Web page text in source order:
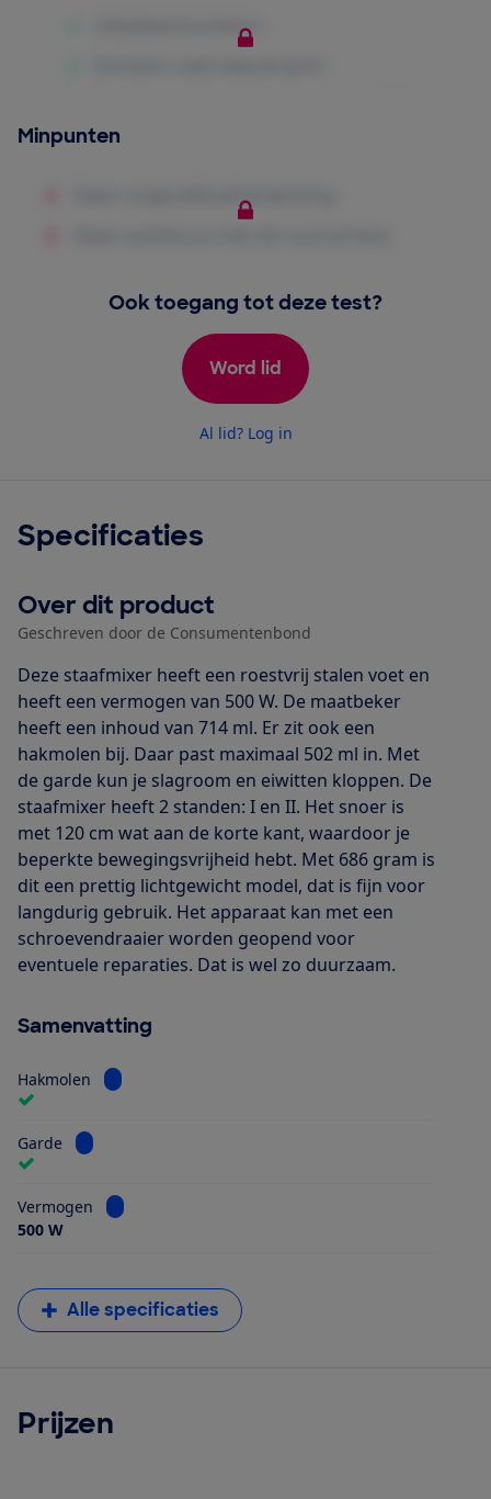
Minpunten
Ook toegang tot deze test?
Word lid
Al lid? Log in
Specificaties
Over dit product
Geschreven door de Consumentenbond
Deze staafmixer heeft een roestvrij stalen voet en
heeft een vermogen van 500 W. De maatbeker
heeft een inhoud van 714 ml. Er zit ook een
hakmolen bij. Daar past maximaal 502 ml in. Met
de garde kun je slagroom en eiwitten kloppen. De
staafmixer heeft 2 standen: I en II. Het snoer is
met 120 cm wat aan de korte kant, waardoor je
beperkte bewegingsvrijheid hebt. Met 686 gram is
dit een prettig lichtgewicht model, dat is fijn voor
langdurig gebruik. Het apparaat kan met een
schroevendraaier worden geopend voor
eventuele reparaties. Dat is wel zo duurzaam.
Samenvatting
Hakmolen Bekijk informatie voor Hakmolen
Garde Bekijk informatie voor Garde
Vermogen
Bekijk informatie voor Vermogen
500 W
Alle specificaties
Prijzen